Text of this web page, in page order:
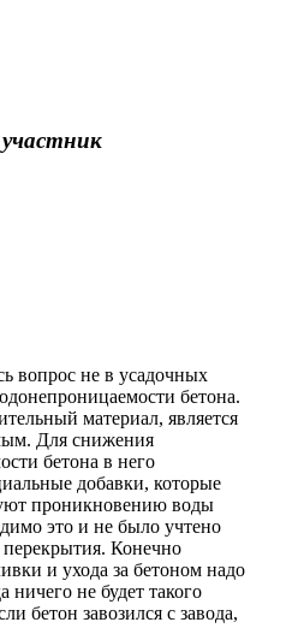
вопрос не в усадочных
бетона.
материал, является
Для снижения
бетона в него
добавки, которые
проникновению воды
это и не было учтено
перекрытия. Конечно
и ухода за бетоном надо
ничего не будет такого
бетон завозился с завода,